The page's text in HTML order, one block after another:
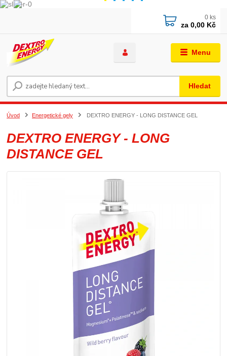
Menu
Hledat
0 ks
za 0,00 Kč
Úvod Energetické gely DEXTRO ENERGY - LONG DISTANCE GEL
DEXTRO ENERGY - LONG
DISTANCE GEL